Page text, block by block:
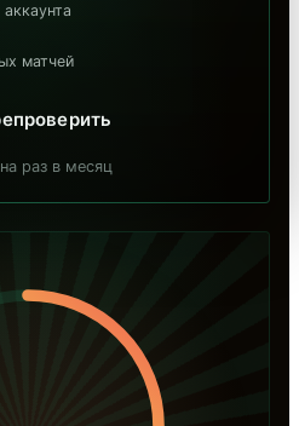
матчей
раз в месяц